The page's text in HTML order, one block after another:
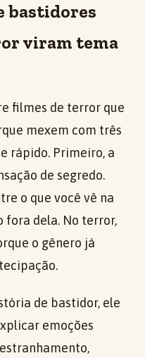
bastidores
viram tema
filmes de terror que
mexem com três
rápido. Primeiro, a
de segredo.
o que você vê na
fora dela. No terror,
o gênero já
de bastidor, ele
emoções